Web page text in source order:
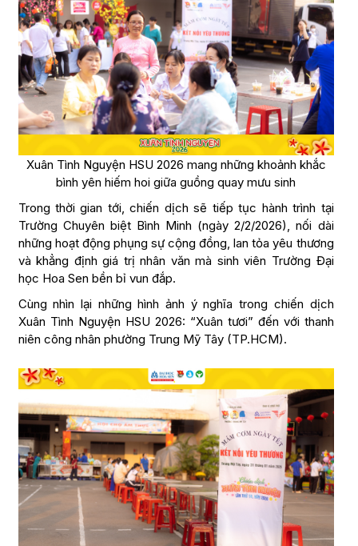
Xuân Tình Nguyện HSU 2026 mang những khoảnh khắc
bình yên hiếm hoi giữa guồng quay mưu sinh
Trong thời gian tới, chiến dịch sẽ tiếp tục hành trình tại
Trường Chuyên biệt Bình Minh (ngày 2/2/2026), nối dài
những hoạt động phụng sự cộng đồng, lan tỏa yêu thương
và khẳng định giá trị nhân văn mà sinh viên Trường Đại
học Hoa Sen bền bỉ vun đắp.
Cùng nhìn lại những hình ảnh ý nghĩa trong chiến dịch
Xuân Tình Nguyện HSU 2026: “Xuân tươi” đến với thanh
niên công nhân phường Trung Mỹ Tây (TP.HCM).